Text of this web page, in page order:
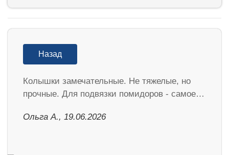
Назад
Колышки замечательные. Не тяжелые, но
прочные. Для подвязки помидоров - самое…
Ольга А., 19.06.2026